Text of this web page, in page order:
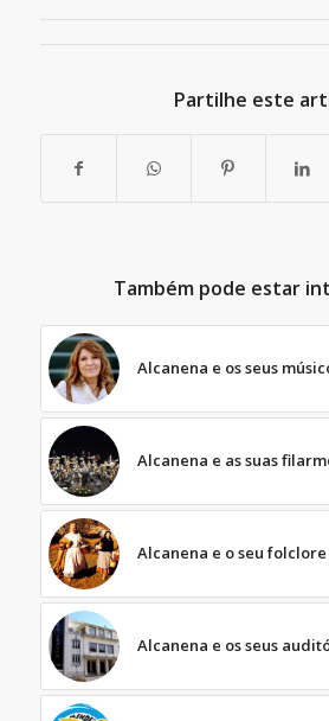
Partilhe este
Também pode estar
Alcanena e os seus
Alcanena e as suas
Alcanena e o seu folclore
Alcanena e os seus